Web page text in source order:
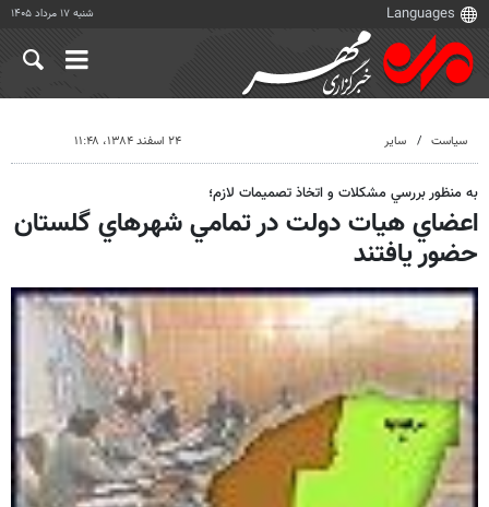
شنبه ۱۷ مرداد ۱۴۰۵
سیاست سایر ۲۴ اسفند ۱۳۸۴، ۱۱:۴۸
به منظور بررسي مشكلات و اتخاذ تصميمات لازم؛
اعضاي هيات دولت در تمامي شهرهاي گلستان
حضور يافتند